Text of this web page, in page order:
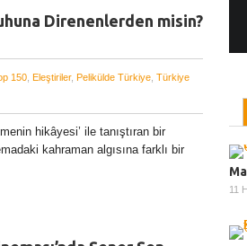
Direnenlerden misin?
150, Eleştiriler, Pelikülde Türkiye, Türkiye
hikâyesi’ ile tanıştıran bir
kahraman algısına farklı bir
11